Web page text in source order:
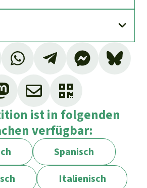
ist in folgenden
verfügbar:
Spanisch
Italienisch